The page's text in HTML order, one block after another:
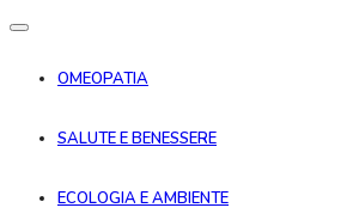
OMEOPATIA
SALUTE E BENESSERE
ECOLOGIA E AMBIENTE